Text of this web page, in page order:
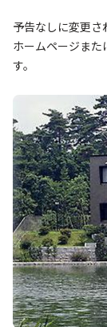
予告なしに変更さ
ホームページまた
す。